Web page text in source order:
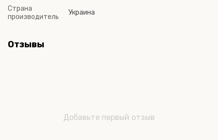
Страна
производитель
Украина
Отзывы
Добавьте первый отзыв